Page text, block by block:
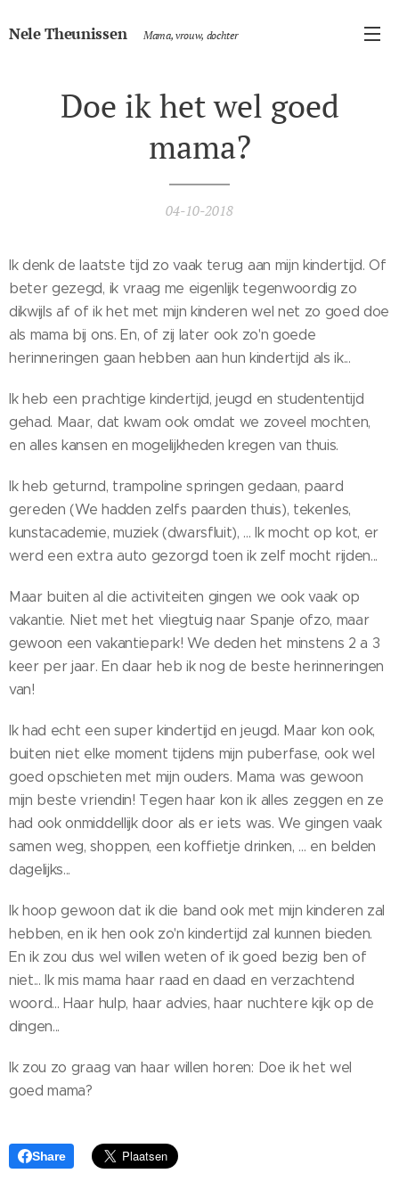
Nele Theunissen Mama, vrouw, dochter
Doe ik het wel goed
mama?
04-10-2018
Ik denk de laatste tijd zo vaak terug aan mijn kindertijd. Of
beter gezegd, ik vraag me eigenlijk tegenwoordig zo
dikwijls af of ik het met mijn kinderen wel net zo goed doe
als mama bij ons. En, of zij later ook zo'n goede
herinneringen gaan hebben aan hun kindertijd als ik...
Ik heb een prachtige kindertijd, jeugd en studententijd
gehad. Maar, dat kwam ook omdat we zoveel mochten,
en alles kansen en mogelijkheden kregen van thuis.
Ik heb geturnd, trampoline springen gedaan, paard
gereden (We hadden zelfs paarden thuis), tekenles,
kunstacademie, muziek (dwarsfluit), ... Ik mocht op kot, er
werd een extra auto gezorgd toen ik zelf mocht rijden...
Maar buiten al die activiteiten gingen we ook vaak op
vakantie. Niet met het vliegtuig naar Spanje ofzo, maar
gewoon een vakantiepark! We deden het minstens 2 a 3
keer per jaar. En daar heb ik nog de beste herinneringen
van!
Ik had echt een super kindertijd en jeugd. Maar kon ook,
buiten niet elke moment tijdens mijn puberfase, ook wel
goed opschieten met mijn ouders. Mama was gewoon
mijn beste vriendin! Tegen haar kon ik alles zeggen en ze
had ook onmiddellijk door als er iets was. We gingen vaak
samen weg, shoppen, een koffietje drinken, ... en belden
dagelijks...
Ik hoop gewoon dat ik die band ook met mijn kinderen zal
hebben, en ik hen ook zo'n kindertijd zal kunnen bieden.
En ik zou dus wel willen weten of ik goed bezig ben of
niet... Ik mis mama haar raad en daad en verzachtend
woord... Haar hulp, haar advies, haar nuchtere kijk op de
dingen...
Ik zou zo graag van haar willen horen: Doe ik het wel
goed mama?
Share